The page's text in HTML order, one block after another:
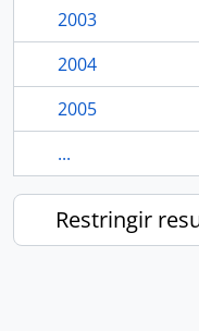
2003
2004
2005
...
Restringir